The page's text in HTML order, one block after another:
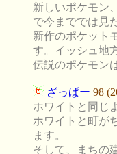
新しいポケモン
で今まででは見
新作のポケット
す。イッシュ地
伝説のポケモン
ざっぱー 98
ホワイトと同じ
ホワイトと町が
ます。
そして、まちの